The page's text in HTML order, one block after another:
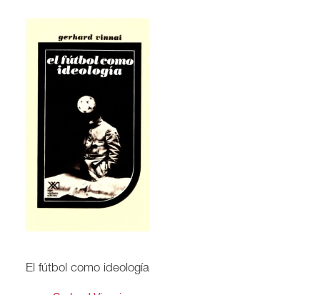
El fútbol como ideología